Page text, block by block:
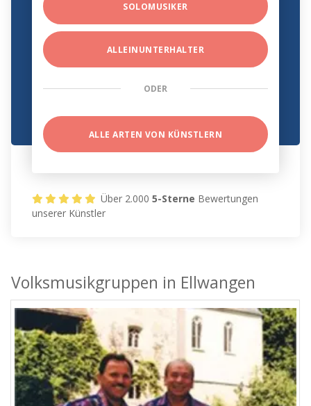
SOLOMUSIKER
ALLEINUNTERHALTER
ODER
ALLE ARTEN VON KÜNSTLERN
Über 2.0005-Sterne Bewertungen
unserer Künstler
Volksmusikgruppen in Ellwangen